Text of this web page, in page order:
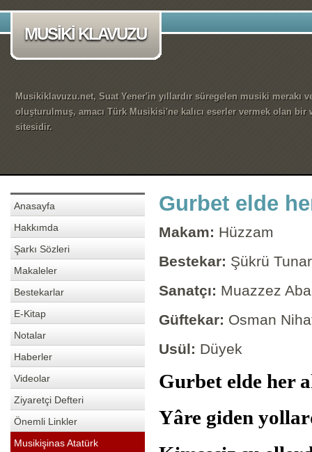
MUSİKİ KLAVUZU
Musikiklavuzu.net, Suat Yener'in yıllardır süregelen musiki merakı
oluşturulmuş, amacı Türk Musikisi'ne kalıcı eserler vermek olan bir
sitesidir.
Anasayfa
Hakkımda
Şarkı Sözleri
Makaleler
Bestekarlar
E-Kitap
Notalar
Haberler
Videolar
Ziyaretçi Defteri
Önemli Linkler
Musikişinas Atatürk
Gurbet elde
Makam: Hüzzam
Bestekar: Şükrü Tunar
Sanatçı: Muazzez
Güftekar: Osman
Usül: Düyek
Gurbet elde her
Yâre giden